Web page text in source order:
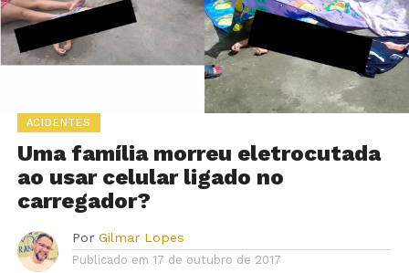
ACIDENTES
Uma família morreu eletrocutada
ao usar celular ligado no
carregador?
Por Gilmar Lopes
Publicado em 17 de outubro de 2017